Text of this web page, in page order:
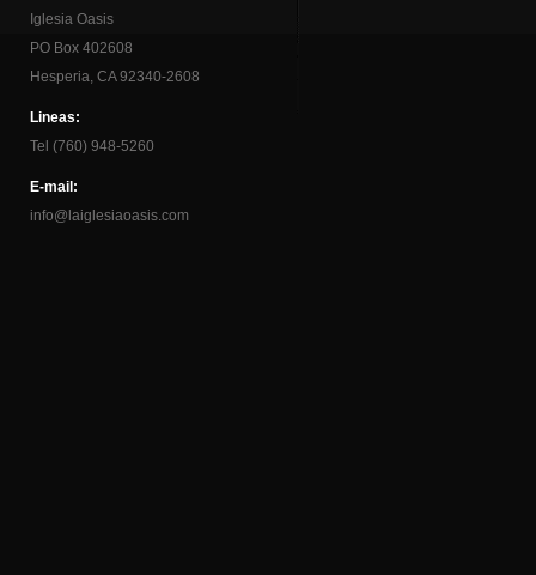
Iglesia Oasis
PO Box 402608
Hesperia, CA 92340-2608
Lineas:
Tel (760) 948-5260
E-mail:
info@laiglesiaoasis.com